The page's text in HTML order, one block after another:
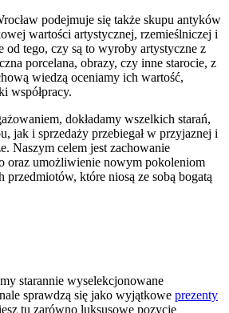
podejmuje się także skupu antyków
wartości artystycznej, rzemieślniczej i
od tego, czy są to wyroby artystyczne z
porcelana, obrazy, czy inne starocie, z
wiedzą oceniamy ich wartość,
współpracy.
dokładamy wszelkich starań,
jak i sprzedaży przebiegał w przyjaznej i
Naszym celem jest zachowanie
oraz umożliwienie nowym pokoleniom
które niosą ze sobą bogatą
starannie wyselekcjonowane
sprawdzą się jako wyjątkowe prezenty
tu zarówno luksusowe pozycje